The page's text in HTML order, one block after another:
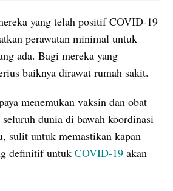
yang telah positif COVID-19
perawatan minimal untuk
ada. Bagi mereka yang
baiknya dirawat rumah sakit.
menemukan vaksin dan obat
dunia di bawah koordinasi
sulit untuk memastikan kapan
definitif untuk COVID-19 akan